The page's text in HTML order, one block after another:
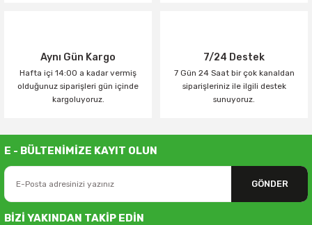
Aynı Gün Kargo
Hafta içi 14:00 a kadar vermiş
olduğunuz siparişleri gün içinde
kargoluyoruz.
7/24 Destek
7 Gün 24 Saat bir çok kanaldan
siparişleriniz ile ilgili destek
sunuyoruz.
E - BÜLTENİMİZE KAYIT OLUN
GÖNDER
BİZİ YAKINDAN TAKİP EDİN